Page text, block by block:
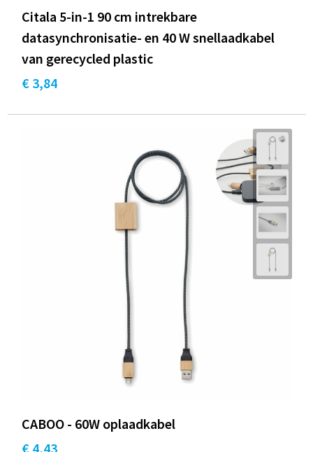
Citala 5-in-1 90 cm intrekbare
datasynchronisatie- en 40 W snellaadkabel
van gerecycled plastic
€ 3,84
CABOO - 60W oplaadkabel
€ 4,43